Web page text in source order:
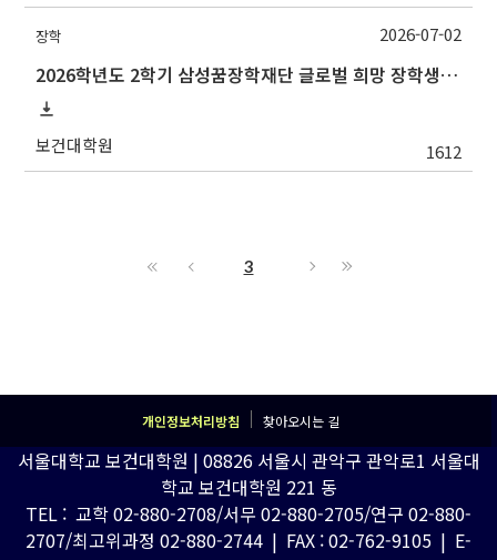
장학
2026학년도 2학기 삼성꿈장학재단 글로벌 희망 장학생(Global Hope Scholarship) 선발 안내
보건대학원 1612
2026-07-02
3
개인정보처리방침 찾아오시는 길
서울대학교 보건대학원 | 08826 서울시 관악구 관악로1 서울대
학교 보건대학원 221 동
TEL : 교학 02-880-2708/서무 02-880-2705/연구 02-880-
2707/최고위과정 02-880-2744 | FAX : 02-762-9105 | E-